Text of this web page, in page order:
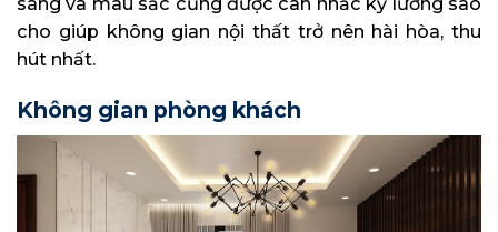
cho giúp không gian nội thất trở nên hài hòa, thu
hút nhất.
Không gian phòng khách